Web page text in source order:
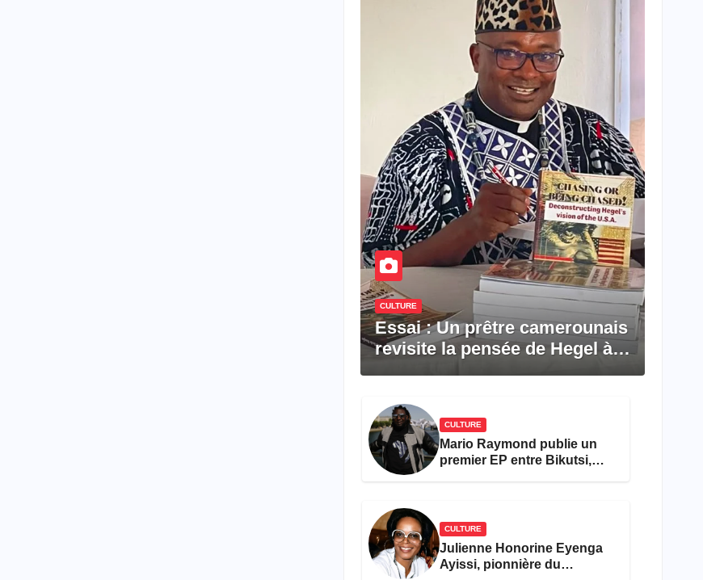
CULTURE
Essai : Un prêtre camerounais
revisite la pensée de Hegel à
CULTURE
Mario Raymond publie un
premier EP entre Bikutsi,
CULTURE
Julienne Honorine Eyenga
Ayissi, pionnière du